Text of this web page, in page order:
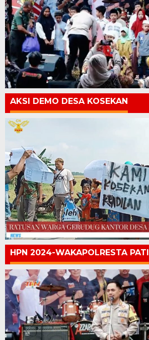
AKSI DEMO DESA KOSEKAN
HPN 2024-WAKAPOLRESTA PATI